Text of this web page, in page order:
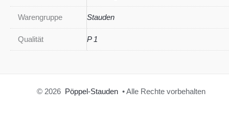
Warengruppe Stauden
Qualität P 1
© 2026 Pöppel-Stauden • Alle Rechte vorbehalten